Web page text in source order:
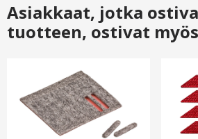
Asiakkaat, jotka
tuotteen, ostivat myös